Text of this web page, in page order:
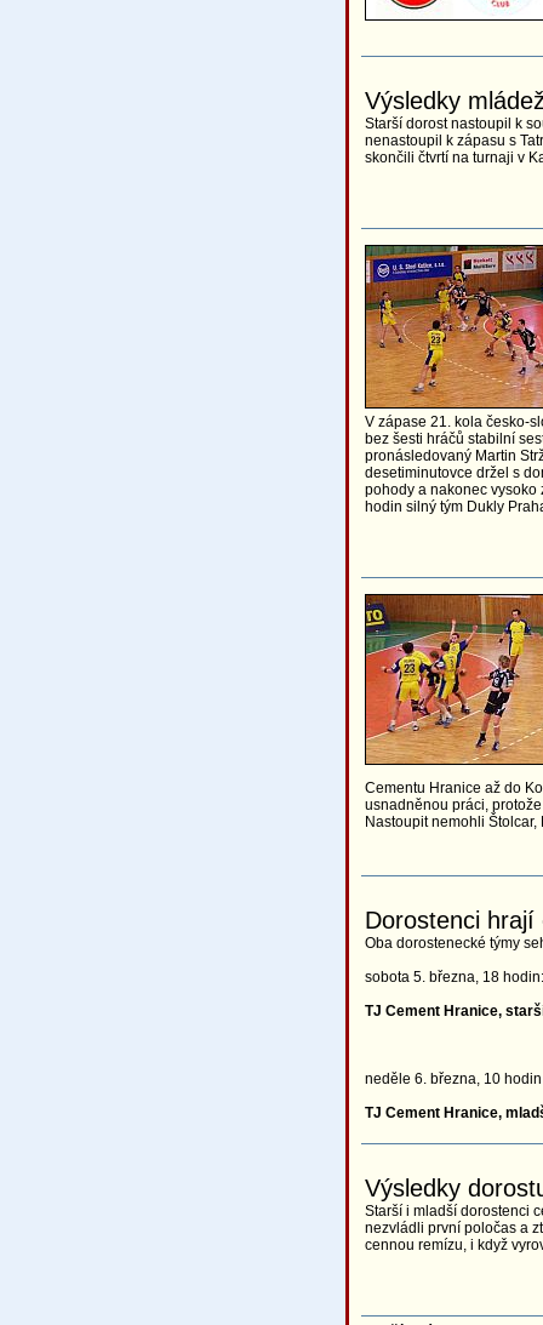
Výsledky
Starší dorost nastoupil k
nenastoupil k zápasu s
skončili čtvrtí na turnaji v
V zápase 21. kola česko-
bez šesti hráčů stabilní
pronásledovaný Martin
desetiminutovce držel s
pohody a nakonec vysoko
hodin silný tým Dukly
Cementu Hranice až do
usnadněnou práci,
Nastoupit nemohli
Dorostenci
Oba dorostenecké týmy
sobota 5. března, 18 hodin:
TJ Cement Hranice,
neděle 6. března, 10
TJ Cement Hranice,
Výsledky
Starší i mladší dorostenci
nezvládli první poločas a
cennou remízu, i když